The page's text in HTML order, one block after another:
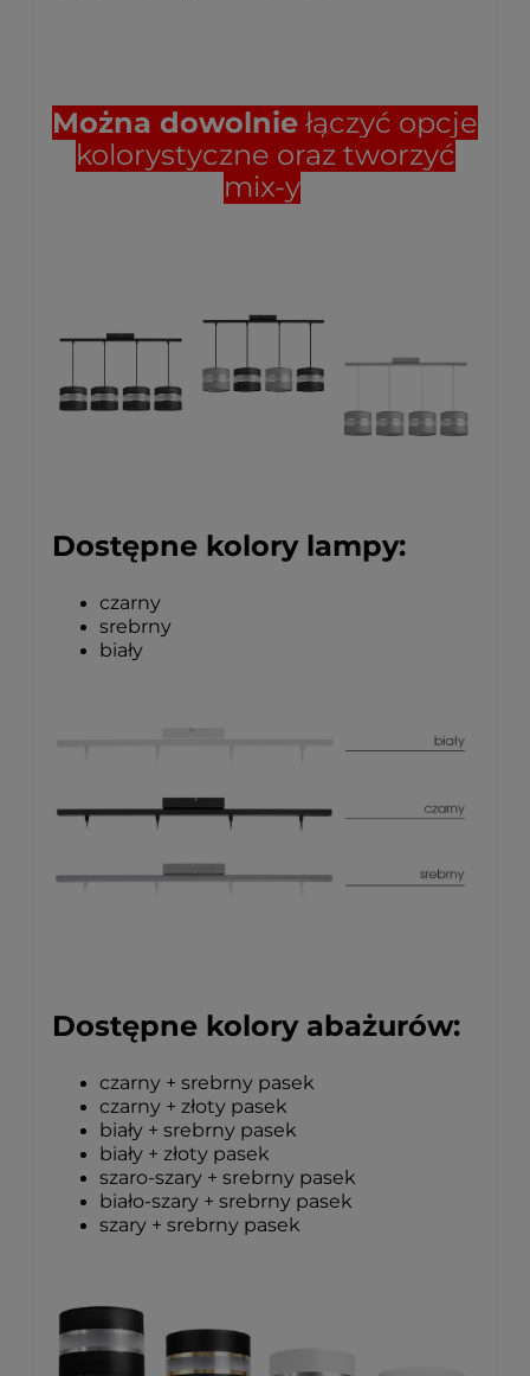
Można dowolnie łączyć opcje
kolorystyczne oraz tworzyć
mix-y
Dostępne kolory lampy:
czarny
srebrny
biały
Dostępne kolory abażurów:
czarny + srebrny pasek
czarny + złoty pasek
biały + srebrny pasek
biały + złoty pasek
szaro-szary + srebrny pasek
biało-szary + srebrny pasek
szary + srebrny pasek